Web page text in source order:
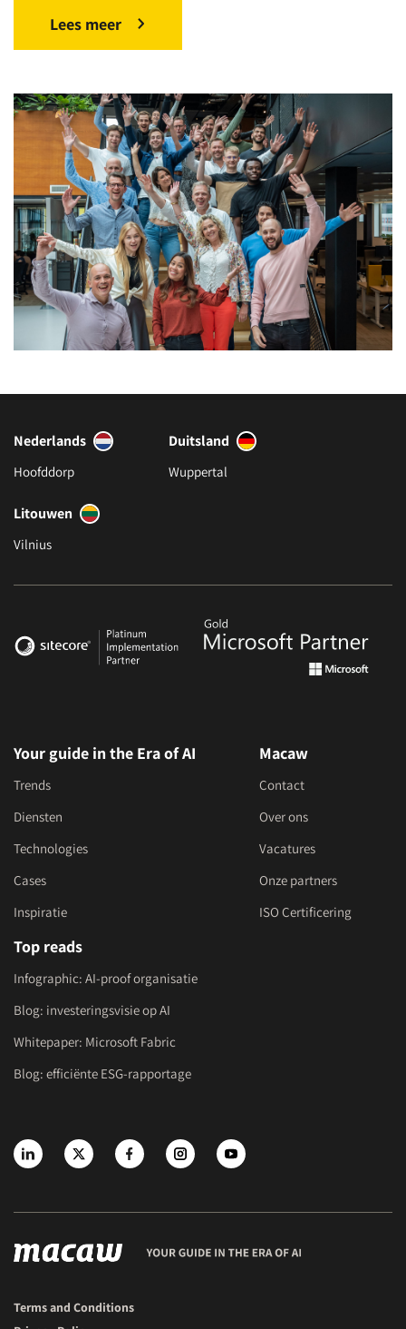
Lees meer
Nederlands
Hoofddorp
Duitsland
Wuppertal
Litouwen
Vilnius
Your guide in the Era of AI
Trends
Diensten
Technologies
Cases
Inspiratie
Macaw
Contact
Over ons
Vacatures
Onze partners
ISO Certificering
Top reads
Infographic: AI-proof organisatie
Blog: investeringsvisie op AI
Whitepaper: Microsoft Fabric
Blog: efficiënte ESG-rapportage
Terms and Conditions